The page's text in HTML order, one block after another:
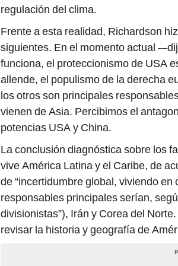
regulación del clima.
Frente a esta realidad, Richardson
siguientes. En el momento actual -
funciona, el proteccionismo de USA
allende, el populismo de la derecha
los otros son principales
vienen de Asia. Percibimos el
potencias USA y China.
La conclusión diagnóstica sobre los
vive América Latina y el Caribe, de
de “incertidumbre global, viviendo
responsables principales serían,
divisionistas”), Irán y Corea del
revisar la historia y geografía de